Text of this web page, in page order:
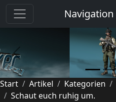
Navigation
previous
Start Artikel Kategorien
Schaut euch ruhig um.